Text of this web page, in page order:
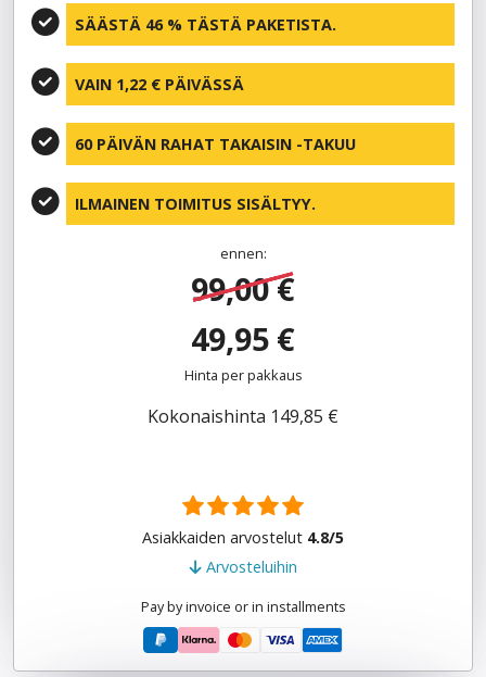
SÄÄSTÄ 46 % TÄSTÄ PAKETISTA.
VAIN 1,22 € PÄIVÄSSÄ
60 PÄIVÄN RAHAT TAKAISIN -TAKUU
ILMAINEN TOIMITUS SISÄLTYY.
ennen:
99,00 €
49,95 €
Hinta per pakkaus
Kokonaishinta 149,85 €
Asiakkaiden arvostelut 4.8/5
Arvosteluihin
Pay by invoice or in installments